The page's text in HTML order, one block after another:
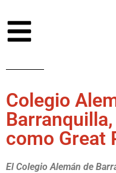
Colegio
como Great
El Colegio Alemán de